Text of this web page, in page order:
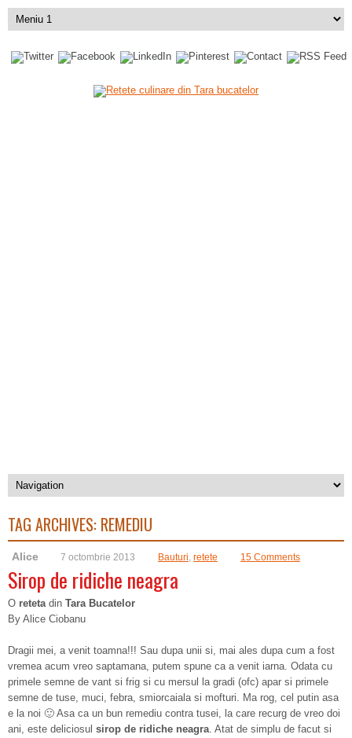
TAG ARCHIVES: REMEDIU
Alice 7 octombrie 2013 Bauturi, retete 15 Comments
Sirop de ridiche neagra
O retetadin Tara Bucatelor
By Alice Ciobanu
Dragii mei, a venit toamna!!! Sau dupa unii si, mai ales dupa cum a fost
vremea acum vreo saptamana, putem spune ca a venit iarna. Odata cu
primele semne de vant si frig si cu mersul la gradi (ofc) apar si primele
semne de tuse, muci, febra, smiorcaiala si mofturi. Ma rog, cel putin asa
e la noi 🙂 Asa ca un bun remediu contra tusei, la care recurg de vreo doi
ani, este deliciosul sirop de ridiche neagra. Atat de simplu de facut si